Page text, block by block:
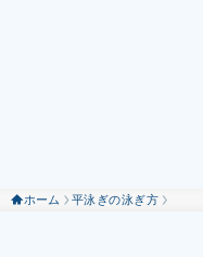
ホーム 平泳ぎの泳ぎ方